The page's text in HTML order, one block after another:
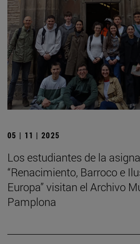
05 | 11 | 2025
Los estudiantes de la
“Renacimiento, Barroco e
Europa” visitan el Archivo
Pamplona